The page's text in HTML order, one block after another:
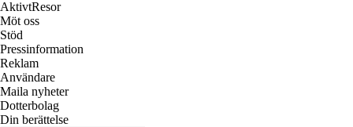
AktivtResor
Möt oss
Stöd
Pressinformation
Reklam
Användare
Maila nyheter
Dotterbolag
Din berättelse